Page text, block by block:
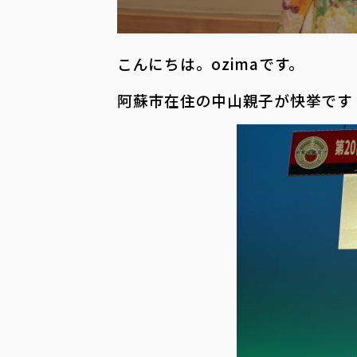
こんにちは。ozimaです。
阿蘇市在住の中山親子が快挙です